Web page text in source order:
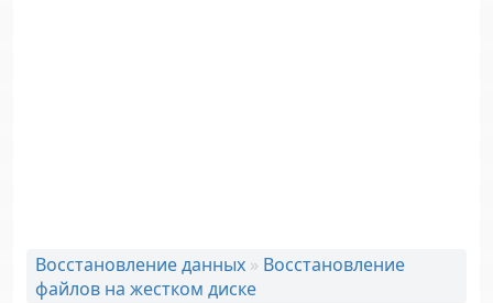
Восстановление данных » Восстановление
файлов на жестком диске